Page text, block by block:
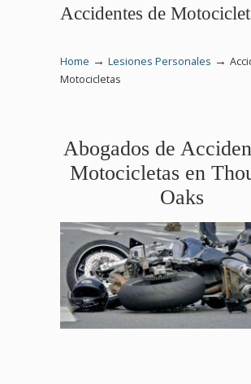
Accidentes de
Home → Lesiones Personales →
Motocicletas
Abogados de
Motocicletas en
Oaks